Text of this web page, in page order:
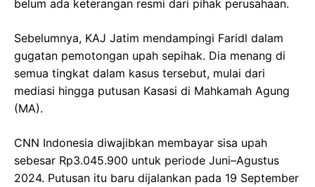
belum ada keterangan resmi dari pihak perusahaan.
Sebelumnya, KAJ Jatim mendampingi Faridl dalam
gugatan pemotongan upah sepihak. Dia menang di
semua tingkat dalam kasus tersebut, mulai dari
mediasi hingga putusan Kasasi di Mahkamah Agung
(MA).
CNN Indonesia diwajibkan membayar sisa upah
sebesar Rp3.045.900 untuk periode Juni–Agustus
2024. Putusan itu baru dijalankan pada 19 September